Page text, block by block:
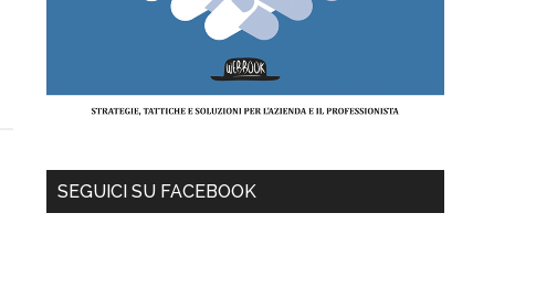
SEGUICI SU FACEBOOK